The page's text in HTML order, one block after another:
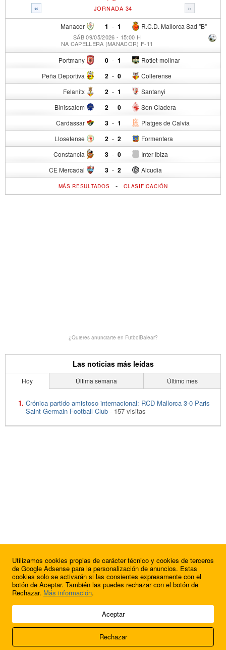
« »
JORNADA 34
Manacor 1 - R.C.D. Mallorca Sad "B"
1
SÁB 09/05/2026 - 15:00 H
NA CAPELLERA (MANACOR) F-11
Portmany 0 - Rotlet-molinar
1
Peña Deportiva 2 - Collerense
0
Felanitx 2 - Santanyi
1
Binissalem 2 - Son Cladera
0
Cardassar 3 - Platges de Calvia
1
Llosetense 2 - Formentera
2
Constancia 3 - Inter Ibiza
0
CE Mercadal 3 - Alcudia
2
MÁS RESULTADOS -CLASIFICACIÓN
¿Quieres anunciarte en FutbolBalear?
Las noticias más leídas
Hoy Última semana Último mes
Crónica partido amistoso internacional: RCD Mallorca 3-0 Paris
Saint-Germain Football Club - 157 visitas
© 2009 - 2026 Soluciones Corporativas IP, SL.
Acerca de nosotros
FútbolBalear
Utilizamos cookies propias de carácter técnico y cookies de terceros
de Google Adsense para la personalización de anuncios. Estas
cookies solo se activarán si las consientes expresamente con el
botón de Aceptar. También las puedes rechazar con el botón de
Rechazar. Más información.
Aceptar
Rechazar